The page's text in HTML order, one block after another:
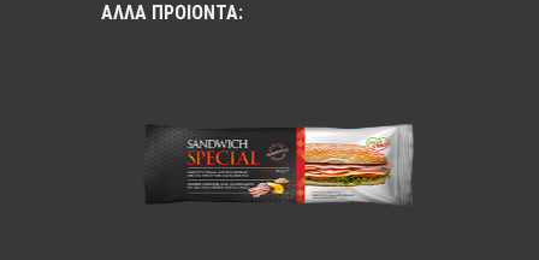
ΑΛΛΑ ΠΡΟΙΟΝΤΑ: